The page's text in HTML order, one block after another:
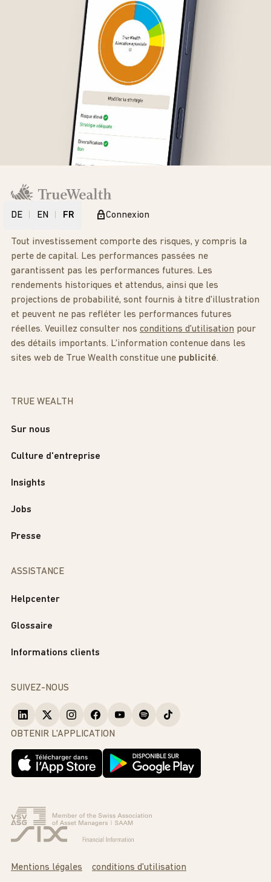
DE EN FR Connexion
Tout investissement comporte des risques, y compris la
perte de capital. Les performances passées ne
garantissent pas les performances futures. Les
rendements historiques et attendus, ainsi que les
projections de probabilité, sont fournis à titre d'illustration
et peuvent ne pas refléter les performances futures
réelles. Veuillez consulter nos conditions d'utilisation pour
des détails importants. L'information contenue dans les
sites web de True Wealth constitue une publicité.
TRUE WEALTH
Sur nous
Culture d'entreprise
Insights
Jobs
Presse
ASSISTANCE
Helpcenter
Glossaire
Informations clients
SUIVEZ-NOUS
OBTENIR L'APPLICATION
Mentions légales conditions d'utilisation